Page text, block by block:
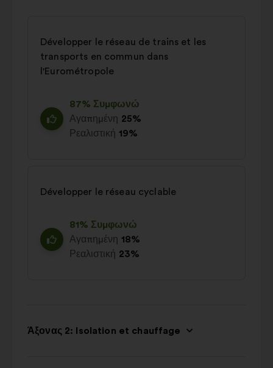
Développer le réseau de trains et les
transports en commun dans
l'Eurométropole
87% Συμφωνώ
Αγαπημένη 25%
Ρεαλιστική 19%
Développer le réseau cyclable
81% Συμφωνώ
Αγαπημένη 18%
Ρεαλιστική 23%
Άξονας 2: Isolation et chauffage